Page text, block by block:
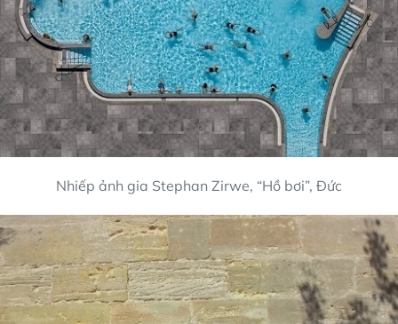
Nhiếp ảnh gia Stephan Zirwe, “Hồ bơi”, Đức